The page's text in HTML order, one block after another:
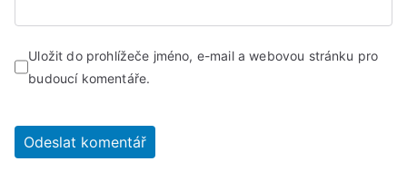
Uložit do prohlížeče jméno, e-mail a webovou stránku pro
budoucí komentáře.